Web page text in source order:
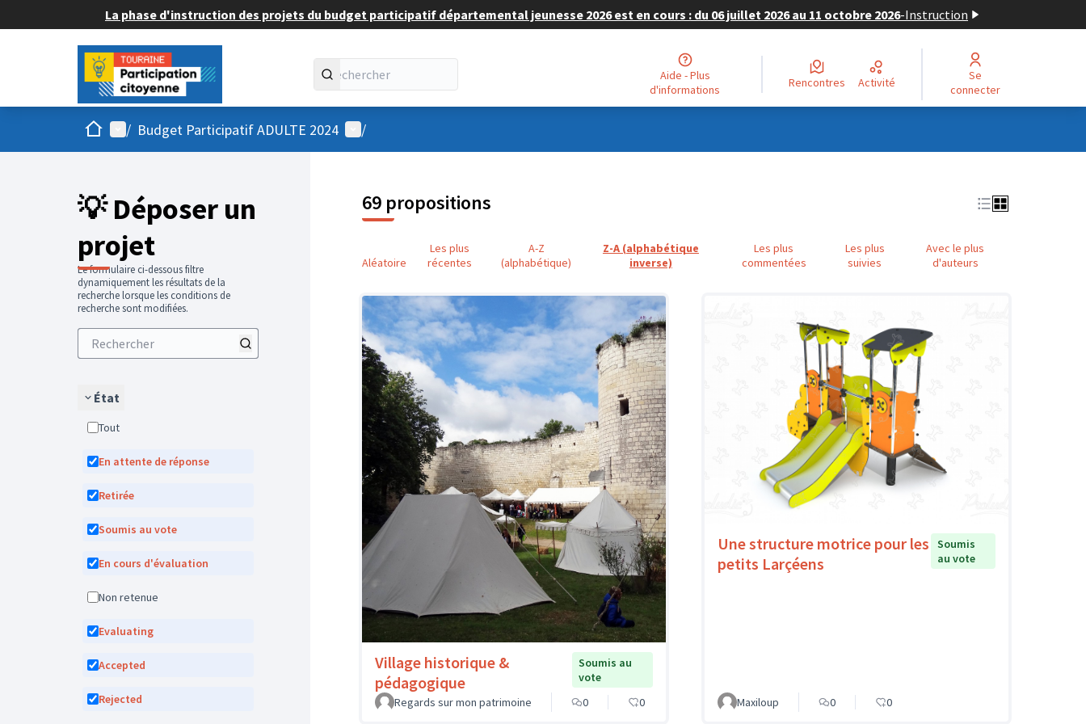
La phase d'instruction des projets du budget participatif départemental jeunesse 2026 est en cours : du 06 juillet 2026 au 11 octobre 2026-Instruction
Aide - Plus
d'informations
Rencontres Activité
Se
connecter
AccueilMenu principal
/ Budget Participatif ADULTE 2024 Menu utilisateur
/
💡 Déposer un
projet
Le formulaire ci-dessous filtre
dynamiquement les résultats de la
recherche lorsque les conditions de
recherche sont modifiées.
État
Tout
En attente de réponse
Retirée
Soumis au vote
En cours d'évaluation
Non retenue
Evaluating
Accepted
Rejected
69 propositions
Aléatoire
Les plus
récentes
A-Z
(alphabétique)
Z-A (alphabétique
inverse)
Les plus
commentées
Les plus
suivies
Avec le plus
d'auteurs
Village historique &
pédagogique
Soumis au
vote
Regards sur mon patrimoine
0 0
Une structure motrice pour les
petits Larçéens
Soumis
au vote
Maxiloup 0 0